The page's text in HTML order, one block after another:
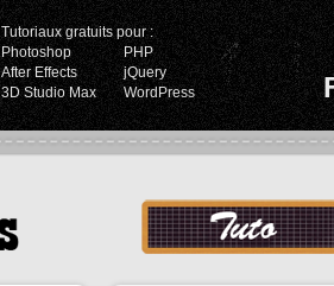
Tutoriaux gratuits pour :
Photoshop
PHP
After Effects
jQuery
3D Studio Max
WordPress